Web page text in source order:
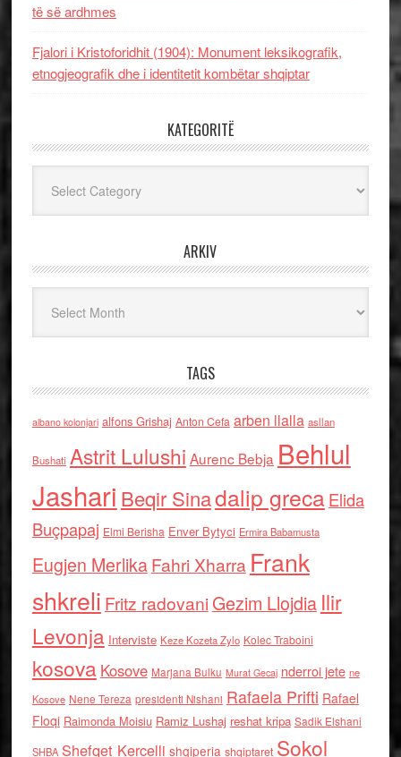
të së ardhmes
Fjalori i Kristoforidhit (1904): Monument leksikografik,
etnogjeografik dhe i identitetit kombëtar shqiptar
KATEGORITË
ARKIV
TAGS
albano kolonjari alfons Grishaj Anton Cefa arben llalla asllan
Bushati Astrit Lulushi Aurenc Bebja Behlul
Jashari Beqir Sinadalip grecaElida
Buçpapaj Elmi Berisha Enver Bytyci Ermira Babamusta
Eugjen MerlikaFahri Xharra Frank
shkreli Fritz radovaniGezim Llojdia Ilir
Levonja Interviste Keze Kozeta Zylo Kolec Traboini
kosova Kosove Marjana Bulku Murat Gecaj nderroi jete ne
Kosove Nene Tereza presidenti Nishani Rafaela Prifti Rafael
Floqi Raimonda Moisiu Ramiz Lushaj reshat kripa Sadik Elshani
SHBA Shefqet Kercelli shqiperia shqiptaret Sokol